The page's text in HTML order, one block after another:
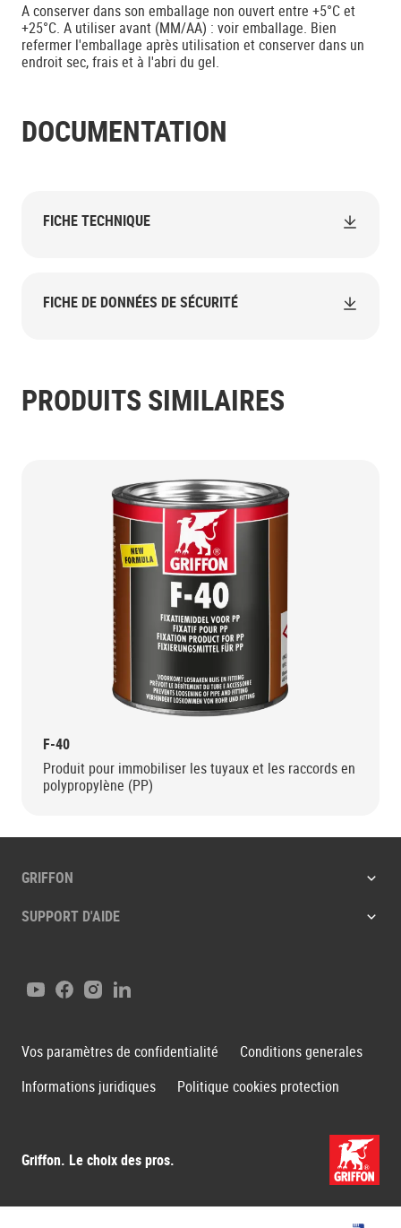
A conserver dans son emballage non ouvert entre +5°C et
+25°C. A utiliser avant (MM/AA) : voir emballage. Bien
refermer l'emballage après utilisation et conserver dans un
endroit sec, frais et à l'abri du gel.
DOCUMENTATION
FICHE TECHNIQUE
FICHE DE DONNÉES DE SÉCURITÉ
PRODUITS SIMILAIRES
F-40
Produit pour immobiliser les tuyaux et les raccords en
polypropylène (PP)
GRIFFON
SUPPORT D'AIDE
Griffon. Le choix des pros.
YoutubeFacebook
Instagram
LinkedIn
Vos paramètres de confidentialité
Conditions generales
Informations juridiques
Politique cookies protection